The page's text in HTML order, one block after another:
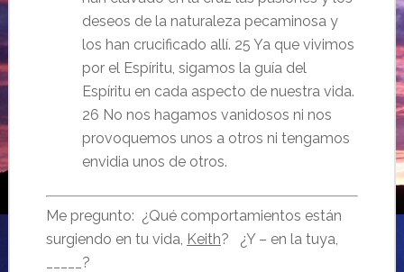
deseos de la naturaleza pecaminosa y
los han crucificado allí. 25 Ya que vivimos
por el Espíritu, sigamos la guía del
Espíritu en cada aspecto de nuestra vida.
26 No nos hagamos vanidosos ni nos
provoquemos unos a otros ni tengamos
envidia unos de otros.
Me pregunto: ¿Qué comportamientos están
surgiendo en tu vida, Keith? ¿Y – en la tuya,
_____?